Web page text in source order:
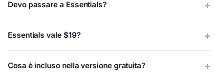
Devo passare a Essentials?
Essentials vale $19?
Cosa è incluso nella versione gratuita?